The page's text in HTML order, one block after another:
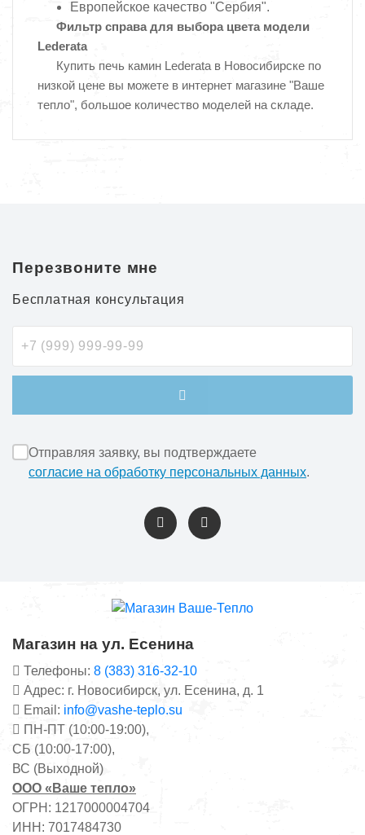
Европейское качество "Сербия".
Фильтр справа для выбора цвета модели
Lederata
Купить печь камин Lederata в Новосибирске по
низкой цене вы можете в интернет магазине "Ваше
тепло", большое количество моделей на складе.
Перезвоните мне
Бесплатная консультация
Отправляя заявку, вы подтверждаете
согласие на обработку персональных данных.
Магазин на ул. Есенина
Телефоны: 8 (383) 316-32-10
Адрес: г. Новосибирск, ул. Есенина, д. 1
Email: info@vashe-teplo.su
ПН-ПТ (10:00-19:00),
СБ (10:00-17:00),
ВС (Выходной)
ООО «Ваше тепло»
ОГРН: 1217000004704
ИНН: 7017484730